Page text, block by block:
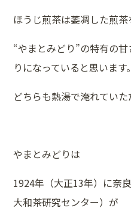
ほうじ煎茶は萎凋した煎茶
“やまとみどり”の特有の
りになっていると思います。
どちらも熱湯で淹れていた
やまとみどりは
1924年（大正13年）に奈
大和茶研究センター）が